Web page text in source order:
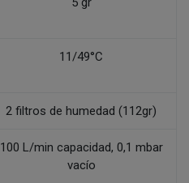
11/49°C
2 filtros de humedad (112gr)
100 L/min capacidad, 0,1 mbar
vacío